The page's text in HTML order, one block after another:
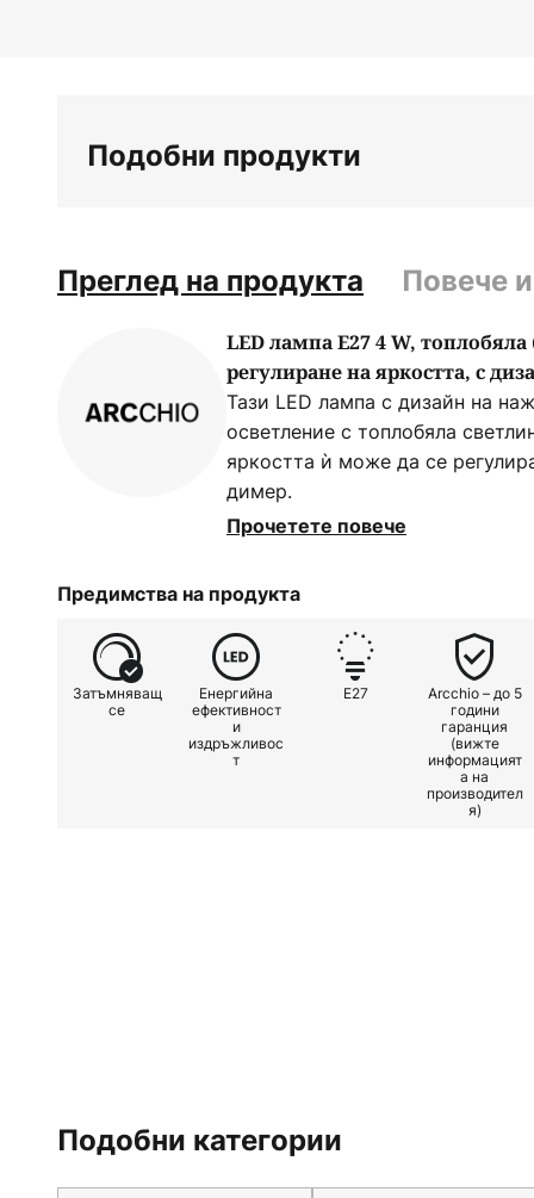
Подобни продукти
Преглед на продукта Повече
LED лампа E27 4 W,
регулиране на яркостта, с
Тази LED лампа с дизайн на
осветление с топлобяла
яркостта ѝ може да се
димер.
- с възможност за регулиране
Прочетете повече
Предимства на продукта
Затъмняващ
се
Енергийна
ефективност
и
издръжливос
т
E27
Arcchio – до 5
години
гаранция
(вижте
информацият
а на
производител
я)
Подобни категории